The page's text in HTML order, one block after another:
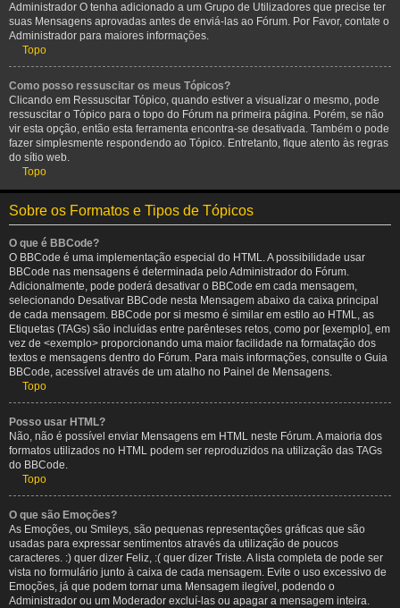
Administrador O tenha adicionado a um Grupo de Utilizadores que precise ter
suas Mensagens aprovadas antes de enviá-las ao Fórum. Por Favor, contate o
Administrador para maiores informações.
Topo
Como posso ressuscitar os meus Tópicos?
Clicando em Ressuscitar Tópico, quando estiver a visualizar o mesmo, pode
ressuscitar o Tópico para o topo do Fórum na primeira página. Porém, se não
vir esta opção, então esta ferramenta encontra-se desativada. Também o pode
fazer simplesmente respondendo ao Tópico. Entretanto, fique atento às regras
do sítio web.
Topo
Sobre os Formatos e Tipos de Tópicos
O que é BBCode?
O BBCode é uma implementação especial do HTML. A possibilidade usar
BBCode nas mensagens é determinada pelo Administrador do Fórum.
Adicionalmente, pode poderá desativar o BBCode em cada mensagem,
selecionando Desativar BBCode nesta Mensagem abaixo da caixa principal
de cada mensagem. BBCode por si mesmo é similar em estilo ao HTML, as
Etiquetas (TAGs) são incluídas entre parênteses retos, como por [exemplo], em
vez de <exemplo> proporcionando uma maior facilidade na formatação dos
textos e mensagens dentro do Fórum. Para mais informações, consulte o Guia
BBCode, acessível através de um atalho no Painel de Mensagens.
Topo
Posso usar HTML?
Não, não é possível enviar Mensagens em HTML neste Fórum. A maioria dos
formatos utilizados no HTML podem ser reproduzidos na utilização das TAGs
do BBCode.
Topo
O que são Emoções?
As Emoções, ou Smileys, são pequenas representações gráficas que são
usadas para expressar sentimentos através da utilização de poucos
caracteres. :) quer dizer Feliz, :( quer dizer Triste. A lista completa de pode ser
vista no formulário junto à caixa de cada mensagem. Evite o uso excessivo de
Emoções, já que podem tornar uma Mensagem ilegível, podendo o
Administrador ou um Moderador excluí-las ou apagar a mensagem inteira.